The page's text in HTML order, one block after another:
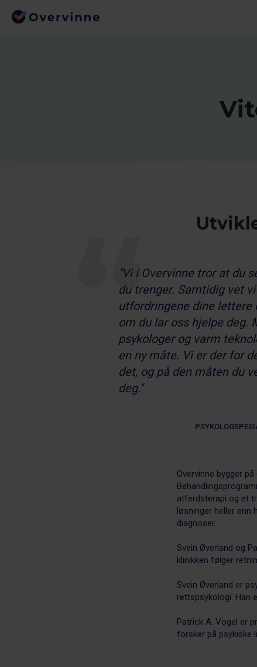
"Vi i Overvinne tror at du
du trenger. Samtidig vet
utfordringene dine
om du lar oss hjelpe deg.
psykologer og varm
en ny måte. Vi er der for
det, og på den måten du
deg."
Overvinne bygger
atferdsterapi og et
løsninger heller enn
diagnoser.
Svein Øverland og
klinikken følger
Svein Øverland er
rettspsykologi. Han
Patrick A. Vogel er
forsker på psykiske